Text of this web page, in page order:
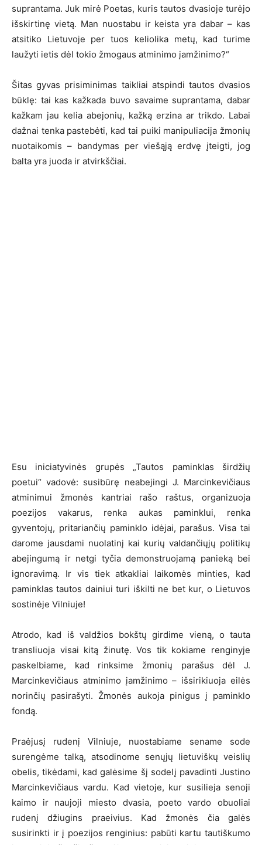
suprantama. Juk mirė Poetas, kuris tautos dvasioje turėjo
išskirtinę vietą. Man nuostabu ir keista yra dabar – kas
atsitiko Lietuvoje per tuos keliolika metų, kad turime
laužyti ietis dėl tokio žmogaus atminimo įamžinimo?“
Šitas gyvas prisiminimas taikliai atspindi tautos dvasios
būklę: tai kas kažkada buvo savaime suprantama, dabar
kažkam jau kelia abejonių, kažką erzina ar trikdo. Labai
dažnai tenka pastebėti, kad tai puiki manipuliacija žmonių
nuotaikomis – bandymas per viešąją erdvę įteigti, jog
balta yra juoda ir atvirkščiai.
Esu iniciatyvinės grupės „Tautos paminklas širdžių
poetui“ vadovė: susibūrę neabejingi J. Marcinkevičiaus
atminimui žmonės kantriai rašo raštus, organizuoja
poezijos vakarus, renka aukas paminklui, renka
gyventojų, pritariančių paminklo idėjai, parašus. Visa tai
darome jausdami nuolatinį kai kurių valdančiųjų politikų
abejingumą ir netgi tyčia demonstruojamą panieką bei
ignoravimą. Ir vis tiek atkakliai laikomės minties, kad
paminklas tautos dainiui turi iškilti ne bet kur, o Lietuvos
sostinėje Vilniuje!
Atrodo, kad iš valdžios bokštų girdime vieną, o tauta
transliuoja visai kitą žinutę. Vos tik kokiame renginyje
paskelbiame, kad rinksime žmonių parašus dėl J.
Marcinkevičiaus atminimo įamžinimo – išsirikiuoja eilės
norinčių pasirašyti. Žmonės aukoja pinigus į paminklo
fondą.
Praėjusį rudenį Vilniuje, nuostabiame sename sode
surengėme talką, atsodinome senųjų lietuviškų veislių
obelis, tikėdami, kad galėsime šį sodelį pavadinti Justino
Marcinkevičiaus vardu. Kad vietoje, kur susilieja senoji
kaimo ir naujoji miesto dvasia, poeto vardo obuoliai
rudenį džiugins praeivius. Kad žmonės čia galės
susirinkti ir į poezijos renginius: pabūti kartu tautiškumo